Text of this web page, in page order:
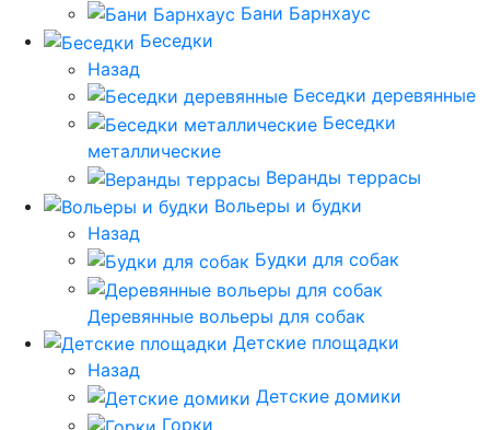
Бани Барнхаус
Беседки
Назад
Беседки деревянные
Беседки
металлические
Веранды террасы
Вольеры и будки
Назад
Будки для собак
Деревянные вольеры для собак
Детские площадки
Назад
Детские домики
Горки